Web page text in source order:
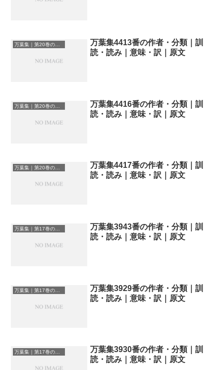
万葉集｜第20巻の和歌一覧
万葉集4413番の作者・分類｜訓
読・読み｜意味・訳｜原文
万葉集｜第20巻の和歌一覧
万葉集4416番の作者・分類｜訓
読・読み｜意味・訳｜原文
万葉集｜第20巻の和歌一覧
万葉集4417番の作者・分類｜訓
読・読み｜意味・訳｜原文
万葉集｜第17巻の和歌一覧
万葉集3943番の作者・分類｜訓
読・読み｜意味・訳｜原文
万葉集｜第17巻の和歌一覧
万葉集3929番の作者・分類｜訓
読・読み｜意味・訳｜原文
万葉集｜第17巻の和歌一覧
万葉集3930番の作者・分類｜訓
読・読み｜意味・訳｜原文